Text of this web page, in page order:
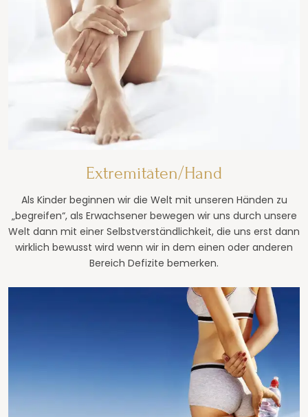
Extremitäten/Hand
Als Kinder beginnen wir die Welt mit unseren Händen zu
„begreifen“, als Erwachsener bewegen wir uns durch unsere
Welt dann mit einer Selbstverständlichkeit, die uns erst dann
wirklich bewusst wird wenn wir in dem einen oder anderen
Bereich Defizite bemerken.